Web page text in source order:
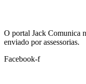
O portal Jack Comunica
enviado por assessorias.
Facebook-f